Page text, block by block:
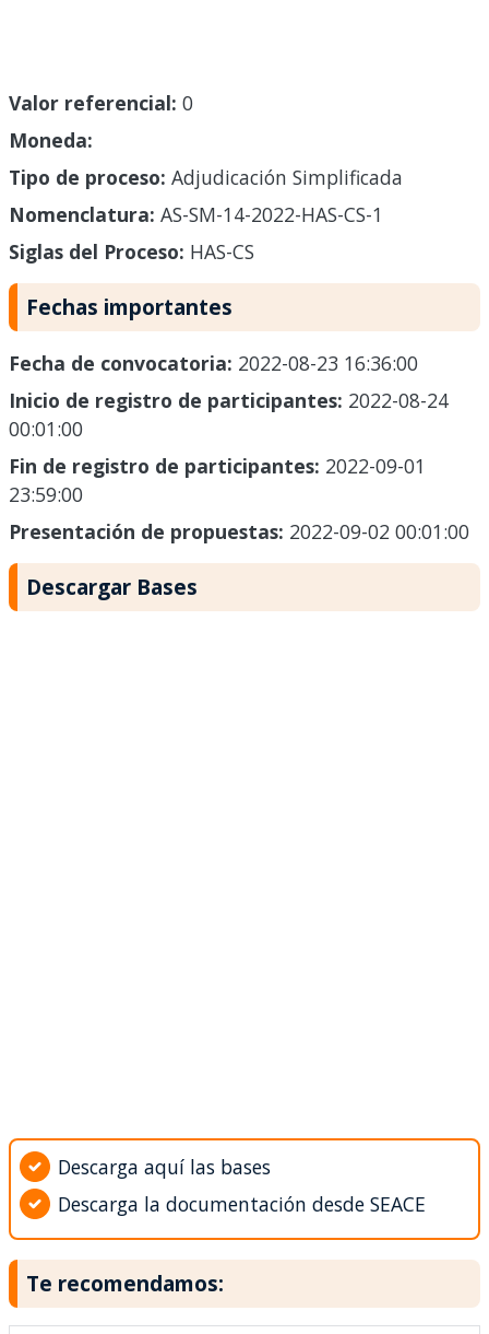
Valor referencial: 0
Moneda:
Tipo de proceso: Adjudicación Simplificada
Nomenclatura: AS-SM-14-2022-HAS-CS-1
Siglas del Proceso: HAS-CS
Fechas importantes
Fecha de convocatoria: 2022-08-23 16:36:00
Inicio de registro de participantes: 2022-08-24
00:01:00
Fin de registro de participantes: 2022-09-01
23:59:00
Presentación de propuestas: 2022-09-02 00:01:00
Descargar Bases
Descarga aquí las bases
Descarga la documentación desde SEACE
Te recomendamos: